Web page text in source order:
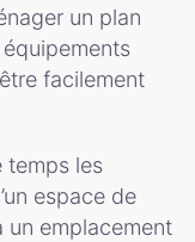
un plan
facilement
temps les
espace de
emplacement